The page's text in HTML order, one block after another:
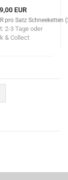
EUR
pro Satz Schneeketten
2-3 Tage oder
& Collect